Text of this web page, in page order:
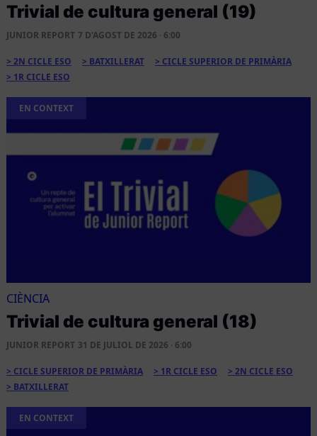
Trivial de cultura general (19)
JUNIOR REPORT 7 D'AGOST DE 2026 · 6:00
2N CICLE ESO BATXILLERAT
CICLE SUPERIOR DE PRIMÀRIA
1R CICLE ESO
EN CONTEXT
CIÈNCIA
Trivial de cultura general (18)
JUNIOR REPORT 31 DE JULIOL DE 2026 · 6:00
CICLE SUPERIOR DE PRIMÀRIA 1R CICLE ESO
2N CICLE ESO
BATXILLERAT
EN CONTEXT